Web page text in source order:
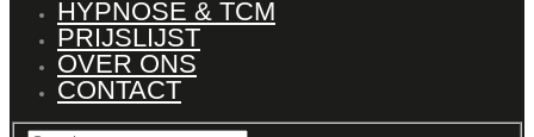
HYPNOSE & TCM
PRIJSLIJST
OVER ONS
CONTACT